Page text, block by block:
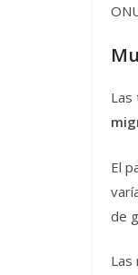
Las
El
de
Las